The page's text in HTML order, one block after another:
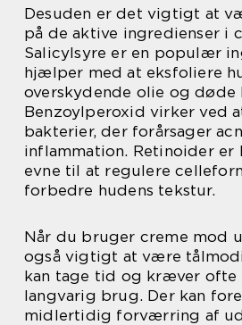
Desuden er det vigtigt at
på de aktive ingredienser i
Salicylsyre er en populær
hjælper med at eksfoliere
overskydende olie og døde
Benzoylperoxid virker ved
bakterier, der forårsager
inflammation. Retinoider er
evne til at regulere
forbedre hudens tekstur.
Når du bruger creme mod
også vigtigt at være
kan tage tid og kræver ofte
langvarig brug. Der kan
midlertidig forværring af